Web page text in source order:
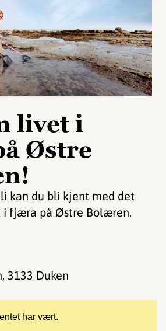
livet i
Østre
kan du bli kjent med det
i fjæra på Østre Bolæren.
har vært.
, 3133 Duken